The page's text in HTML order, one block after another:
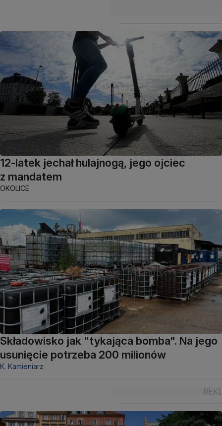
12-latek jechał hulajnogą, jego ojciec
z mandatem
OKOLICE
Składowisko jak "tykająca bomba". Na jego
usunięcie potrzeba 200 milionów
K. Kamieniarz